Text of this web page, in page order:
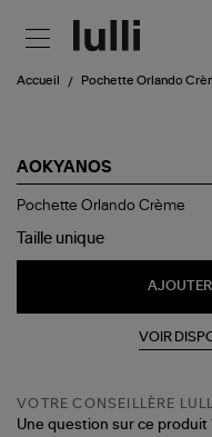
Accueil Pochette Orlando
AOKYANOS
Pochette
Crème
Pochette Orlando Crème
Taille unique
VOIR
VOTRE CONSEILLÈRE LULLI
Une question sur ce produit